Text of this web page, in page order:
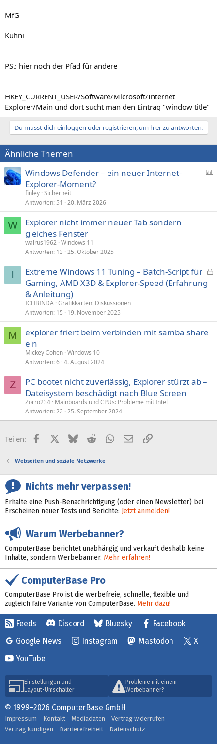
MfG
Kuhni
PS.: hier noch der Pfad für andere
HKEY_CURRENT_USER/Software/Microsoft/Internet
Explorer/Main und dort sucht man den Eintrag "window title"
Du musst dich einloggen oder registrieren, um hier zu antworten.
Ähnliche Themen
a
Windows Defender – ein neuer Internet-
Explorer-Moment?
finley Sicherheit
Antworten 51 20. März 2026
W
Explorer nicht immer neuer Tab sondern
gleiches Fenster
walrus1962 Windows 11
Antworten 13 25. Oktober 2025
I
r
Extreme Windows 11 Tuning – Batch-Script für
Gaming, AMD X3D & Explorer-Speed (Erfahrung
& Anleitung)
ICHBINDA Grafikkarten: Diskussionen
Antworten 15 19. November 2025
M
explorer friert beim verbinden mit samba share
ein
Mickey Cohen Windows 10
Antworten 6 4. August 2024
Z
PC bootet nicht zuverlässig, Explorer stürzt ab –
Dateisystem beschädigt nach Blue Screen
Zorro234 Mainboards und CPUs: Probleme mit Intel
Antworten 22 25. September 2024
Teilen: FacebookX (Twitter)
BlueskyRedditWhatsApp
E-MailLink
Webseiten und soziale Netzwerke
Nichts mehr verpassen!
Erhalte eine Push-Benachrichtigung (oder einen Newsletter) bei
Erscheinen neuer Tests und Berichte: Jetzt anmelden!
Warum Werbebanner?
ComputerBase berichtet unabhängig und verkauft deshalb keine
Inhalte, sondern Werbebanner. Mehr erfahren!
ComputerBase Pro
ComputerBase Pro ist die werbefreie, schnelle, flexible und
zugleich faire Variante von ComputerBase. Mehr dazu!
Feeds Discord Bluesky
Facebook
Google News
Instagram Mastodon
X
YouTube
Einstellungen und
Layout-Umschalter
Probleme mit einem
Werbebanner?
© 1999–2026 ComputerBase GmbH
Impressum Kontakt Mediadaten
Vertrag widerrufen
Vertrag kündigen
Barrierefreiheit Datenschutz